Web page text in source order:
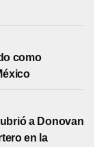
como
a Donovan
en la